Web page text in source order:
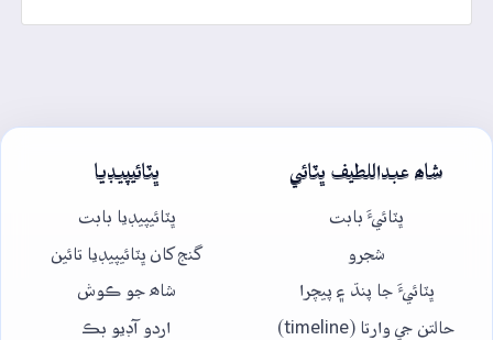
شاھ عبداللطيف ڀٽائي
ڀٽائيءَ بابت
شجرو
ڀٽائيءَ جا پنڌ ۽ پيچرا
حالتن جي وارتا (timeline)
ڀٽائيپيڊيا
ڀٽائيپيڊيا بابت
گنج کان ڀٽائيپيڊيا تائين
شاھ جو ڪوش
اردو آڊيو بڪ